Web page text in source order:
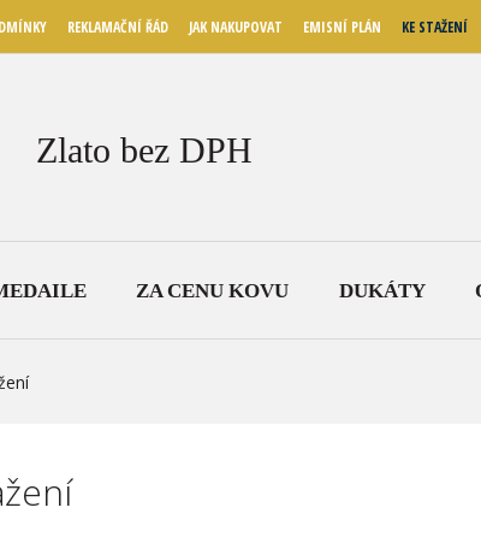
REKLAMAČNÍ ŘÁD JAK NAKUPOVAT EMISNÍ PLÁN KE STAŽENÍ
Zlato bez DPH
ZA CENU KOVU DUKÁTY